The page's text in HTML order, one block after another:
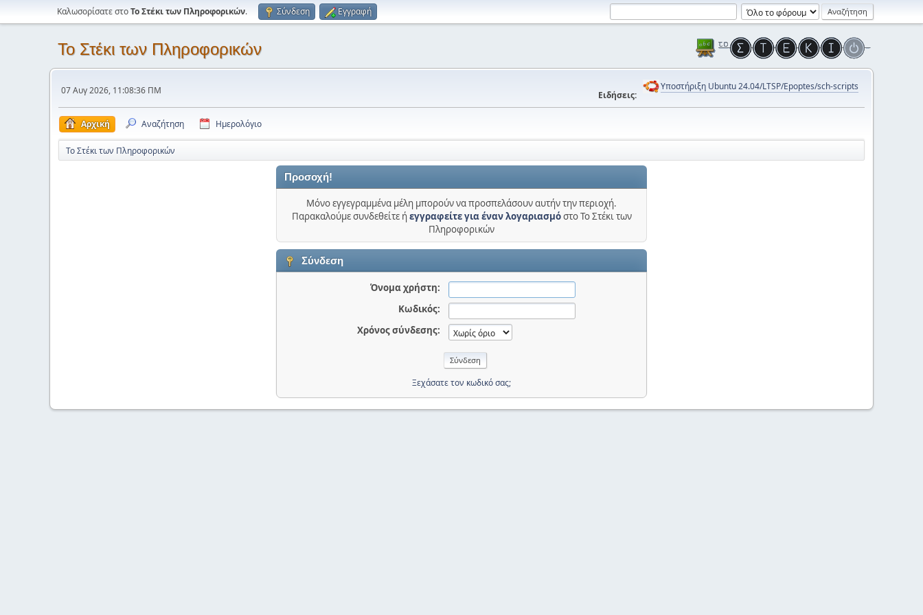
Καλωσορίσατε στοΤο Στέκι των Πληροφορικών. Σύνδεση Εγγραφή
Το Στέκι των Πληροφορικών
07 Αυγ 2026, 11:08:36 ΠΜ Ειδήσεις:
Υποστήριξη Ubuntu 24.04/LTSP/Epoptes/sch-scripts
Αρχική Αναζήτηση Ημερολόγιο
Το Στέκι των Πληροφορικών
Προσοχή!
Μόνο εγγεγραμμένα μέλη μπορούν να προσπελάσουν αυτήν την περιοχή.
Παρακαλούμε συνδεθείτε ήεγγραφείτε για έναν λογαριασμόστο Το Στέκι των
Πληροφορικών
Σύνδεση
Όνομα χρήστη:
Κωδικός:
Χρόνος σύνδεσης:
Ξεχάσατε τον κωδικό σας;